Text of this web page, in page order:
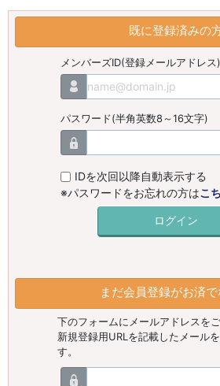
既に登録済みの
メンバーズID(登録メールアドレス)
パスワード(半角英数8～16文字)
IDを次回以降自動表示する
※パスワードをお忘れの方はこ
まだ会員登録がお済
下のフォームにメールアドレスをご
新規登録用URLを記載したメール
す。